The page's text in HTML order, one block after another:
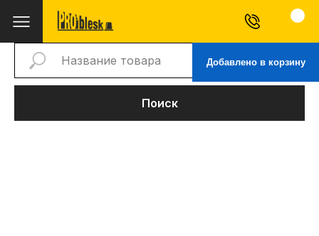
Добавлено в корзину
Поиск